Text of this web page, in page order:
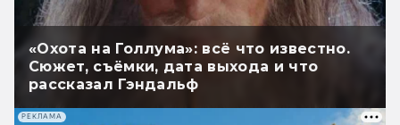
«Охота на Голлума»: всё что известно.
Сюжет, съёмки, дата выхода и что
рассказал Гэндальф
РЕКЛАМА